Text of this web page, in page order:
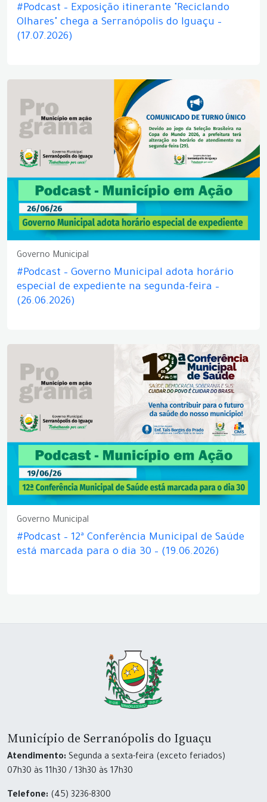
#Podcast – Exposição itinerante "Reciclando
Olhares" chega a Serranópolis do Iguaçu –
(17.07.2026)
Governo Municipal
#Podcast – Governo Municipal adota horário
especial de expediente na segunda-feira –
(26.06.2026)
Governo Municipal
#Podcast – 12ª Conferência Municipal de Saúde
está marcada para o dia 30 – (19.06.2026)
Município de Serranópolis do Iguaçu
Atendimento: Segunda a sexta-feira (exceto feriados)
07h30 às 11h30 / 13h30 às 17h30
Telefone: (45) 3236-8300